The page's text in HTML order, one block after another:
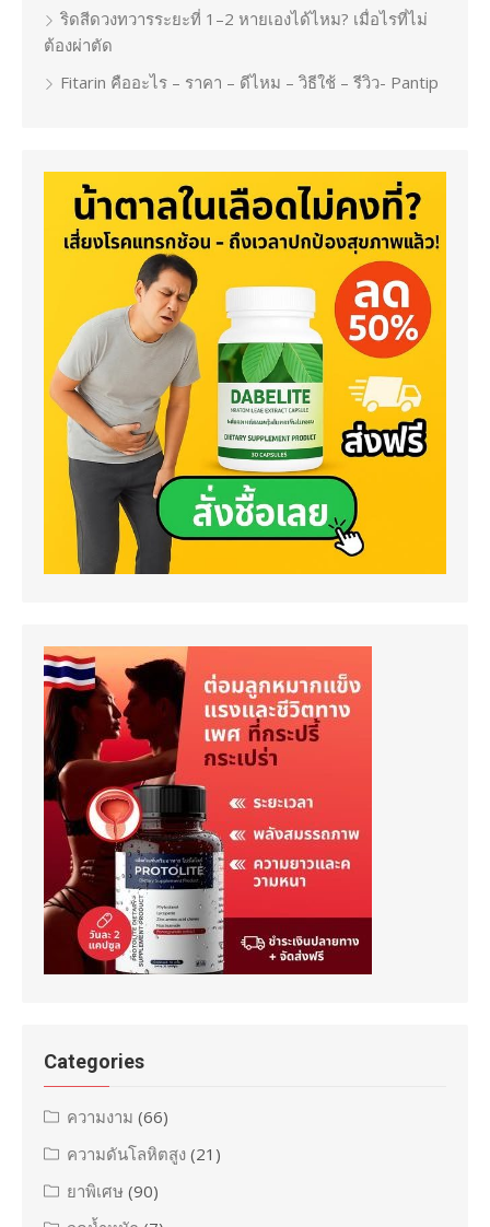
ริดสีดวงทวารระยะที่ 1–2 หายเองได้ไหม? เมื่อไรที่ไม่
ต้องผ่าตัด
Fitarin คืออะไร – ราคา – ดีไหม – วิธีใช้ – รีวิว- Pantip
Categories
ความงาม (66)
ความดันโลหิตสูง (21)
ยาพิเศษ (90)